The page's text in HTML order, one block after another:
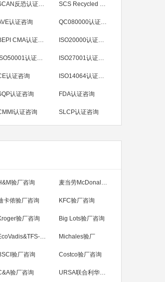
SCAN反恐认证咨询 SCS Recycled Content翠鸟回收成分认证咨询
认证咨询 QC080000认证咨询
BEPI CMA认证咨询 ISO20000认证咨询
ISO50001认证咨询 ISO27001认证咨询
认证咨询 ISO14064认证咨询
认证咨询 FDA认证咨询
认证咨询 SLCP认证咨询
验厂咨询 麦当劳McDonald's验厂咨询
卡侬验厂咨询 KFC验厂咨询
验厂咨询 Big Lots验厂咨询
EcoVadis&TFS-CI可持续发展验厂咨询 Michales验厂
验厂咨询 Costco验厂咨询
验厂咨询 URSA联合利华验厂咨询